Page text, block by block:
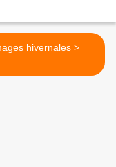
images hivernales >